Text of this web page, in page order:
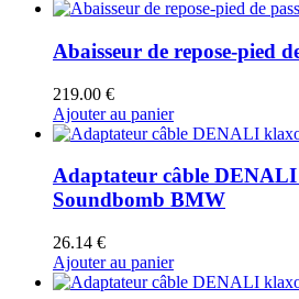
Abaisseur de repose-pied
219.00 €
Ajouter au panier
Adaptateur câble
Soundbomb BMW
26.14 €
Ajouter au panier